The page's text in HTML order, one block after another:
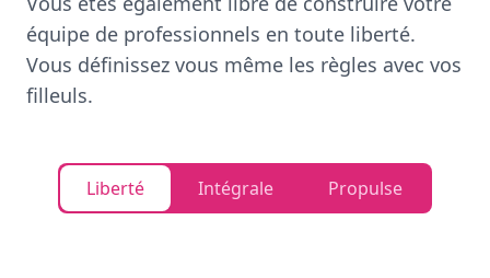
équipe de professionnels en toute liberté.
Vous définissez vous même les règles avec vos
filleuls.
Liberté Intégrale Propulse